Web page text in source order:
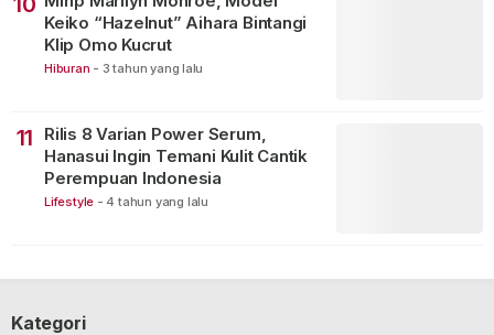
Keiko “Hazelnut” Aihara Bintangi
Klip Omo Kucrut
Hiburan - 3 tahun yang lalu
11
Rilis 8 Varian Power Serum,
Hanasui Ingin Temani Kulit Cantik
Perempuan Indonesia
Lifestyle - 4 tahun yang lalu
Kategori